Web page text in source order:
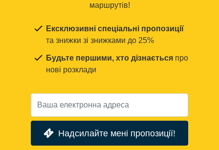
маршрутів!
Ексклюзивні спеціальні пропозиції
та знижки зі знижками до 25%
Будьте першими, хто дізнається про
нові розклади
Надсилайте мені пропозиції!